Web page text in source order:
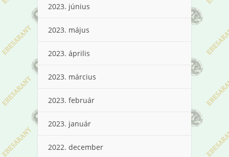
2023. június
2023. május
2023. április
2023. március
2023. február
2023. január
2022. december